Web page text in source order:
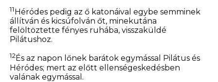
11 Héródes pedig az ő katonáival egybe semminek
állítván és kicsúfolván őt, minekutána
felöltöztette fényes ruhába, visszaküldé
Pilátushoz.
12És az napon lőnek barátok egymással Pilátus és
Héródes; mert az előtt ellenségeskedésben
valának egymással.